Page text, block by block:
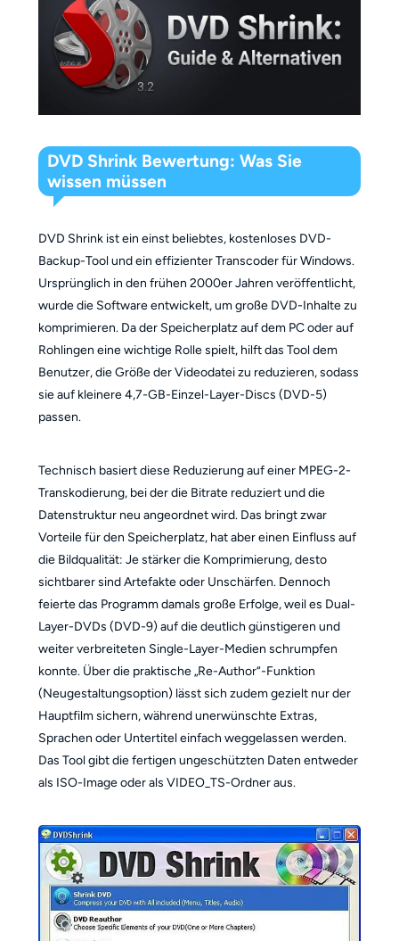
DVD Shrink Bewertung: Was Sie
wissen müssen
DVD Shrink ist ein einst beliebtes, kostenloses DVD-
Backup-Tool und ein effizienter Transcoder für Windows.
Ursprünglich in den frühen 2000er Jahren veröffentlicht,
wurde die Software entwickelt, um große DVD-Inhalte zu
komprimieren. Da der Speicherplatz auf dem PC oder auf
Rohlingen eine wichtige Rolle spielt, hilft das Tool dem
Benutzer, die Größe der Videodatei zu reduzieren, sodass
sie auf kleinere 4,7-GB-Einzel-Layer-Discs (DVD-5)
passen.
Technisch basiert diese Reduzierung auf einer MPEG-2-
Transkodierung, bei der die Bitrate reduziert und die
Datenstruktur neu angeordnet wird. Das bringt zwar
Vorteile für den Speicherplatz, hat aber einen Einfluss auf
die Bildqualität: Je stärker die Komprimierung, desto
sichtbarer sind Artefakte oder Unschärfen. Dennoch
feierte das Programm damals große Erfolge, weil es Dual-
Layer-DVDs (DVD-9) auf die deutlich günstigeren und
weiter verbreiteten Single-Layer-Medien schrumpfen
konnte. Über die praktische „Re-Author“-Funktion
(Neugestaltungsoption) lässt sich zudem gezielt nur der
Hauptfilm sichern, während unerwünschte Extras,
Sprachen oder Untertitel einfach weggelassen werden.
Das Tool gibt die fertigen ungeschützten Daten entweder
als ISO-Image oder als VIDEO_TS-Ordner aus.